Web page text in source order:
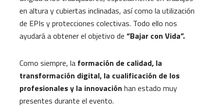
en altura y cubiertas inclinadas, así como la utilización
de EPIs y protecciones colectivas. Todo ello nos
ayudará a obtener el objetivo de “Bajar con Vida”.
Como siempre, la formación de calidad, la
transformación digital, la cualificación de los
profesionales y la innovación han estado muy
presentes durante el evento.